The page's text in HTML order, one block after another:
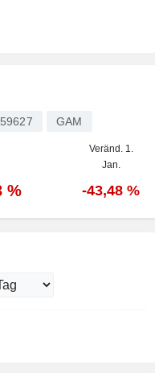
GAM
Veränd. 1.
Jan.
% -43,48 %